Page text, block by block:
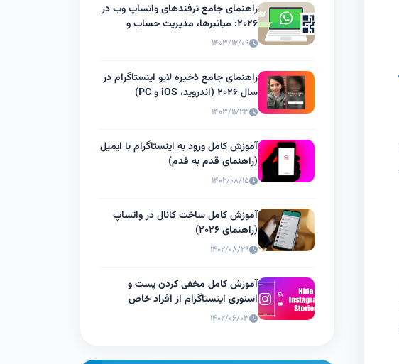
راهنمای جامع ترفندهای واتساپ وب در
۲۰۲۶: میانبرها، مدیریت حساب و
قابلیت‌های پنهان
۱۴۰۳/۱۲/۰۹
راهنمای جامع ذخیره لایو اینستاگرام در
سال ۲۰۲۶ (اندروید، iOS و PC)
۱۴۰۳/۱۱/۲۳
آموزش کامل ورود به اینستاگرام با ایمیل
(راهنمای قدم به قدم)
۱۴۰۲/۰۸/۱۵
آموزش کامل ساخت کانال در واتساپ
(راهنمای ۲۰۲۶)
۱۴۰۲/۰۸/۲۹
آموزش کامل مخفی کردن پست و
استوری اینستاگرام از افراد خاص
۱۴۰۲/۰۶/۰۳